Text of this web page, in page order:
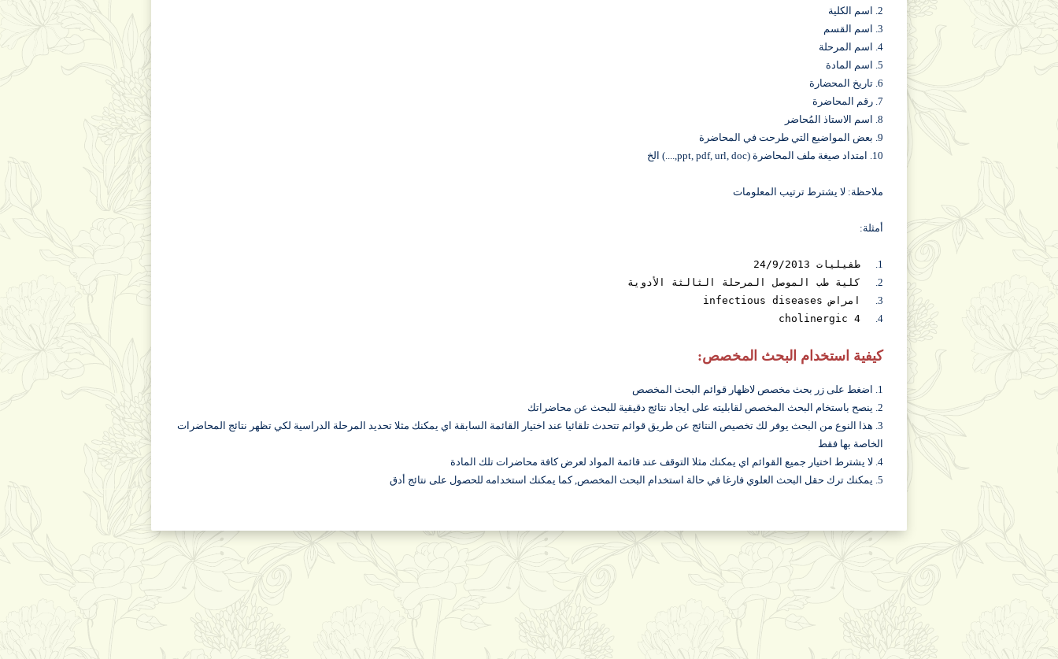
2. اسم الكلية
3. اسم القسم
4. اسم المرحلة
5. اسم المادة
6. تاريخ المحضارة
7. رقم المحاضرة
8. اسم الاستاذ المُحاضر
9. بعض المواضيع التي طرحت في المحاضرة
10. امتداد صيغة ملف المحاضرة (ppt, pdf, url, doc,....) الخ
ملاحظة: لا يشترط ترتيب المعلومات
أمثلة:
1.
طفيليات 24/9/2013
2.
كلية طب الموصل المرحلة الثالثة الأدوية
3.
امراض infectious diseases
4.
كيفية استخدام البحث المخصص:
1. اضغط على زر بحث مخصص لاظهار قوائم البحث المخصص
2. ينصح باستخام البحث المخصص لقابليته على ايجاد نتائج دقيقية للبحث عن محاضراتك
3. هذا النوع من البحث يوفر لك تخصيص النتائج عن طريق قوائم تتحدث تلقائيا عند اختيار القائمة السابقة اي يمكنك مثلا تحديد المرحلة الدراسية لكي تظهر نتائج المحاضرات
الخاصة بها فقط
4. لا يشترط اختيار جميع القوائم اي يمكنك مثلا التوقف عند قائمة المواد لعرض كافة محاضرات تلك المادة
5. يمكنك ترك حقل البحث العلوي فارغا في حالة استخدام البحث المخصص, كما يمكنك استخدامه للحصول على نتائج أدق